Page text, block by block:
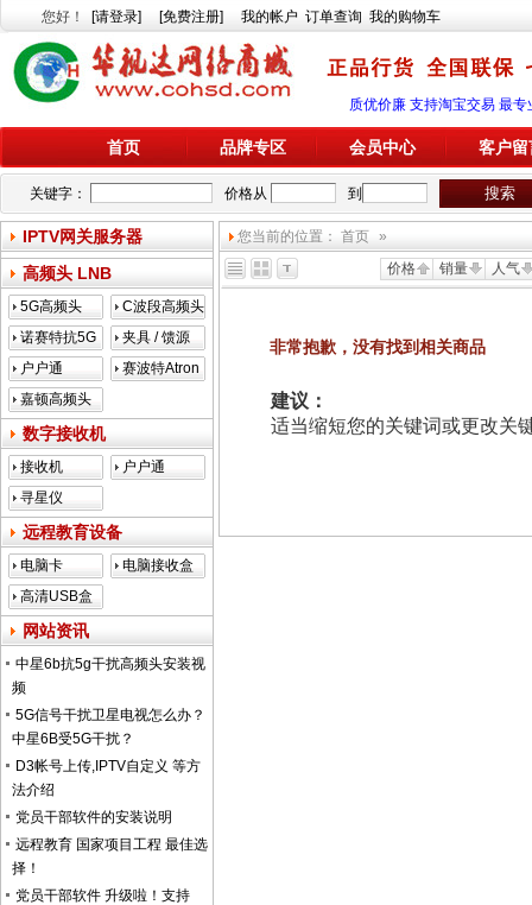
您好 ！ [请登录] [免费注册] 我的帐户 订单查询 我的购物车
质优价廉 支持淘宝交易 最
首页 品牌专区 会员中心 客户留
关键字： 价格从 到
IPTV网关服务器
高频头 LNB
5G高频头
C波段高频头
诺赛特抗5G
夹具 / 馈源
户户通
赛波特Atron
嘉顿高频头
数字接收机
接收机
户户通
寻星仪
远程教育设备
电脑卡
电脑接收盒
高清USB盒
子网站资讯
中星6b抗5g干扰高频头安装视
频
5G信号干扰卫星电视怎么办？
中星6B受5G干扰？
D3帐号上传,IPTV自定义 等方
法介绍
党员干部软件的安装说明
远程教育 国家项目工程 最佳选
择！
党员干部软件 升级啦！支持
您当前的位置： 首页 »
价格
销量 人气
非常抱歉，没有找到相关商品
建议：
适当缩短您的关键词或更改关